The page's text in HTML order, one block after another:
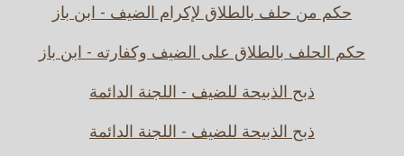
حكم من حلف بالطلاق لإكرام الضيف - ابن باز
حكم الحلف بالطلاق على الضيف وكفارته - ابن باز
ذبح الذبيحة للضيف - اللجنة الدائمة
ذبح الذبيحة للضيف - اللجنة الدائمة